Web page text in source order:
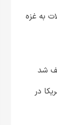
به غزه
شد
در